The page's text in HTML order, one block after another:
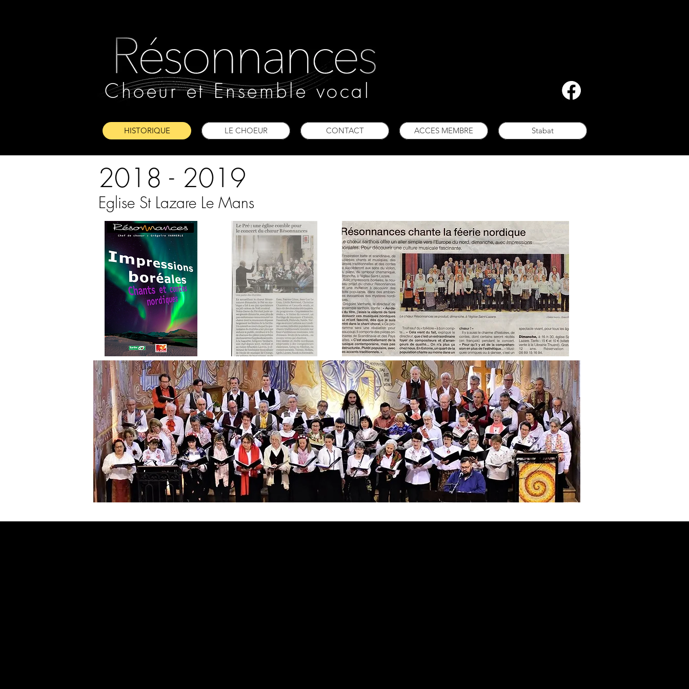
Choeur et Ensemble vocal
HISTORIQUE LE CHOEUR CONTACT ACCES MEMBRE Stabat
2018 - 2019
Eglise St Lazare Le Mans